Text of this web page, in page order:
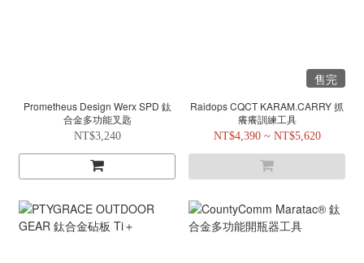
Prometheus Design Werx SPD 鈦
合金多功能叉匙
NT$3,240
售完
Raidops CQCT KARAM.CARRY 抓
癢癢訓練工具
NT$4,390 ~ NT$5,620